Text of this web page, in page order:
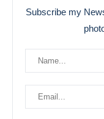
Subscribe my